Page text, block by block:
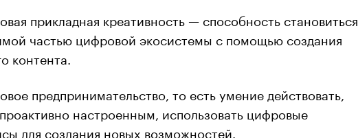
прикладная креативность — способность становиться
частью цифровой экосистемы с помощью создания
контента.
предпринимательство, то есть умение действовать,
настроенным, использовать цифровые
для создания новых возможностей.